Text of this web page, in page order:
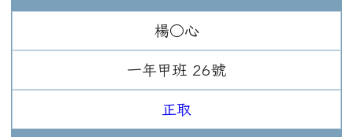
楊○心
一年 甲班 26號
正取